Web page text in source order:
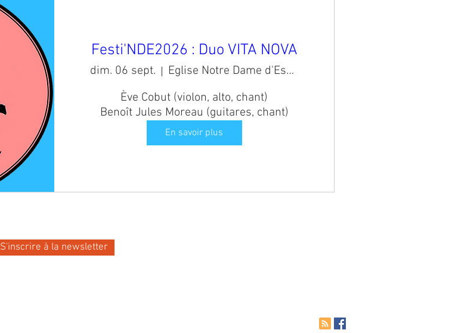
Festi'NDE2026 : Duo VITA NOVA
dim. 06 sept.
Eglise Notre Dame d'Espérence
Ève Cobut (violon, alto, chant)
Benoît Jules Moreau (guitares, chant)
En savoir plus
S'inscrire à la newsletter